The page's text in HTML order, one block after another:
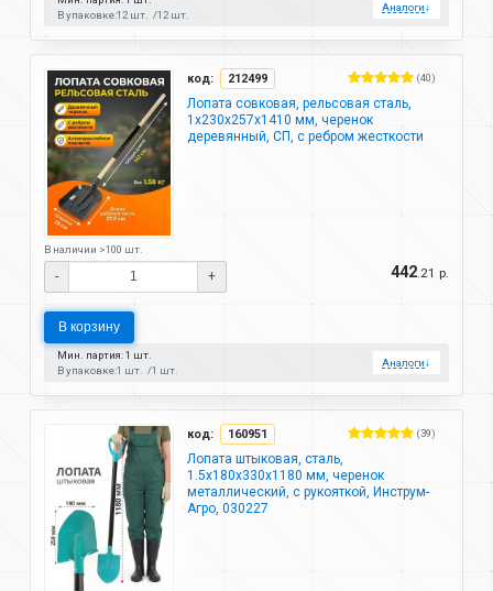
В упаковке:12 шт. 12 шт.
Аналоги↓
код: 212499 (40)
Лопата совковая, рельсовая сталь,
1х230х257х1410 мм, черенок
деревянный, СП, с ребром жесткости
В наличии >100 шт.
- + 442 .21 р.
В корзину
Мин. партия: 1 шт.
В упаковке:1 шт. 1 шт.
Аналоги↓
код: 160951 (39)
Лопата штыковая, сталь,
1.5х180х330х1180 мм, черенок
металлический, с рукояткой, Инструм-
Агро, 030227